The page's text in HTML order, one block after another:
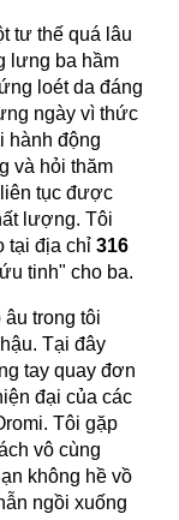
tư thế quá lâu
lưng ba hầm
loét da đáng
ngày vì thức
hành động
và hỏi thăm
liên tục được
lượng. Tôi
tại địa chỉ316
tinh" cho ba.
trong tôi
Tại đây
tay quay đơn
đại của các
Tôi gặp
vô cùng
không hề vồ
ngồi xuống